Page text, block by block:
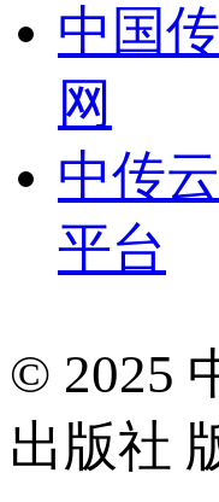
中国
网
中传
平台
© 2025
出版社